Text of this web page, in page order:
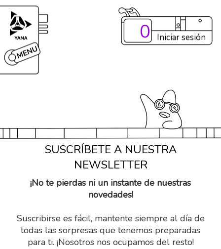
Iniciar sesión
0
SUSCRÍBETE A NUESTRA
NEWSLETTER
¡No te pierdas ni un instante de nuestras
novedades!
Suscribirse es fácil, mantente siempre al día de
todas las sorpresas que tenemos preparadas
para ti. ¡Nosotros nos ocupamos del resto!